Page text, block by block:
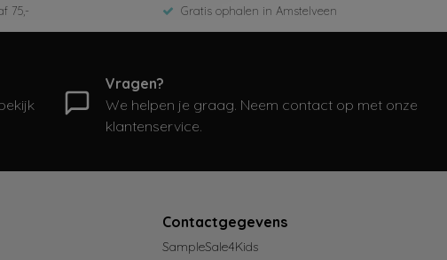
75,- Gratis ophalen in Amstelveen
Vragen?
We helpen je graag. Neem contact op met onze
klantenservice.
Contactgegevens
SampleSale4Kids